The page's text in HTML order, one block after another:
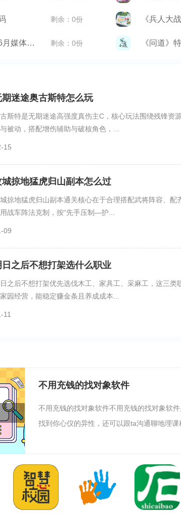
剩余：0份 《兵人大
《航海王强者之路》》6月媒体礼包 剩余：0份 《问道》
期迷途奥古斯特怎么玩
斯特是无期迷途高强度真伤主C，核心玩法围绕残锋资
被动，搭配增伤辅助与破核角色，...
15
城掠地猛虎归山副本怎么过
掠地猛虎归山副本通关核心在于合理搭配武将阵容、
战车阵法克制，按“先手压制—护...
09
日之后不想打架选什么职业
之后不想打架优先选伐木工、家具工、采麻工，这三
园经营，能稳定赚金条且养成成本...
11
不用充钱的找对象软件
不用充钱的找对象软件不用充钱的找对象软
找到你心仪的异性，还可以跟ta沟通聊地理课